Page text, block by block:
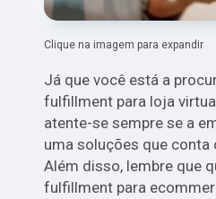
Clique na imagem para expandir
Já que você está a
fulfillment para loja
atente-se sempre se a
uma soluções que conta
Além disso, lembre que
fulfillment para